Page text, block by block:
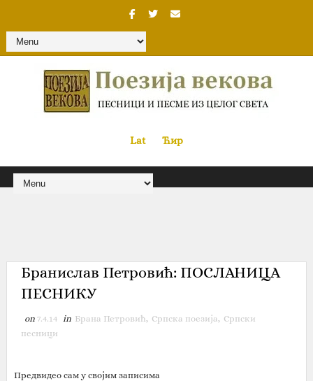
Lat« Ћир
Бранислав Петровић: ПОСЛАНИЦА
ПЕСНИКУ
on 7.4.14 in Брана Петровић, Српска поезија, Српски
песници
Предвидео сам у својим записима